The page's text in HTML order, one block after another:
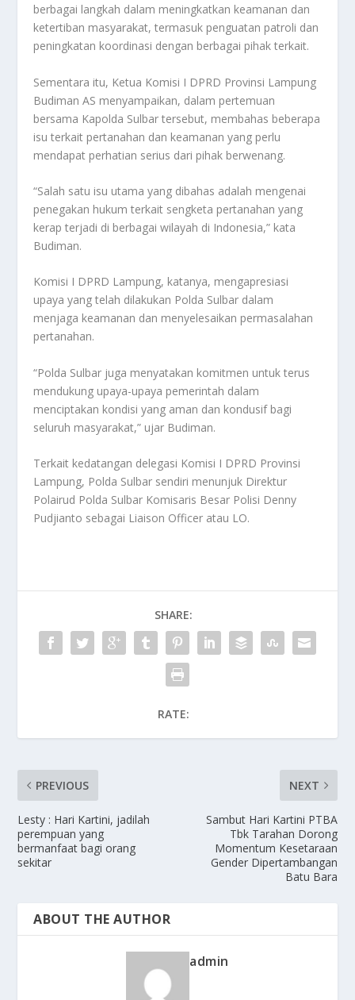
berbagai langkah dalam meningkatkan keamanan dan
ketertiban masyarakat, termasuk penguatan patroli dan
peningkatan koordinasi dengan berbagai pihak terkait.
Sementara itu, Ketua Komisi I DPRD Provinsi Lampung
Budiman AS menyampaikan, dalam pertemuan
bersama Kapolda Sulbar tersebut, membahas beberapa
isu terkait pertanahan dan keamanan yang perlu
mendapat perhatian serius dari pihak berwenang.
“Salah satu isu utama yang dibahas adalah mengenai
penegakan hukum terkait sengketa pertanahan yang
kerap terjadi di berbagai wilayah di Indonesia,” kata
Budiman.
Komisi I DPRD Lampung, katanya, mengapresiasi
upaya yang telah dilakukan Polda Sulbar dalam
menjaga keamanan dan menyelesaikan permasalahan
pertanahan.
“Polda Sulbar juga menyatakan komitmen untuk terus
mendukung upaya-upaya pemerintah dalam
menciptakan kondisi yang aman dan kondusif bagi
seluruh masyarakat,” ujar Budiman.
Terkait kedatangan delegasi Komisi I DPRD Provinsi
Lampung, Polda Sulbar sendiri menunjuk Direktur
Polairud Polda Sulbar Komisaris Besar Polisi Denny
Pudjianto sebagai Liaison Officer atau LO.
SHARE:
RATE:
PREVIOUS
Lesty : Hari Kartini, jadilah
perempuan yang
bermanfaat bagi orang
sekitar
NEXT
Sambut Hari Kartini PTBA
Tbk Tarahan Dorong
Momentum Kesetaraan
Gender Dipertambangan
Batu Bara
ABOUT THE AUTHOR
admin